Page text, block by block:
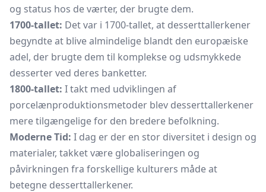
og status hos de værter, der brugte dem.
1700-tallet: Det var i 1700-tallet, at desserttallerkener
begyndte at blive almindelige blandt den europæiske
adel, der brugte dem til komplekse og udsmykkede
desserter ved deres banketter.
1800-tallet: I takt med udviklingen af
porcelænproduktionsmetoder blev desserttallerkener
mere tilgængelige for den bredere befolkning.
Moderne Tid: I dag er der en stor diversitet i design og
materialer, takket være globaliseringen og
påvirkningen fra forskellige kulturers måde at
betegne desserttallerkener.